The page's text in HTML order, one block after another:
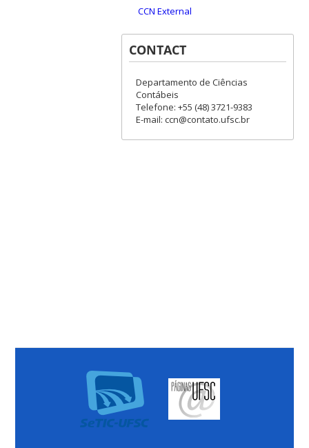
CCN External
CONTACT
Departamento de Ciências
Contábeis
Telefone: +55 (48) 3721-9383
E-mail: ccn@contato.ufsc.br